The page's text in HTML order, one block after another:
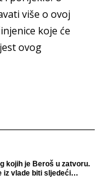
više o ovoj
koje će
ovog
kojih je Beroš u zatvoru.
iz vlade biti sljedeći